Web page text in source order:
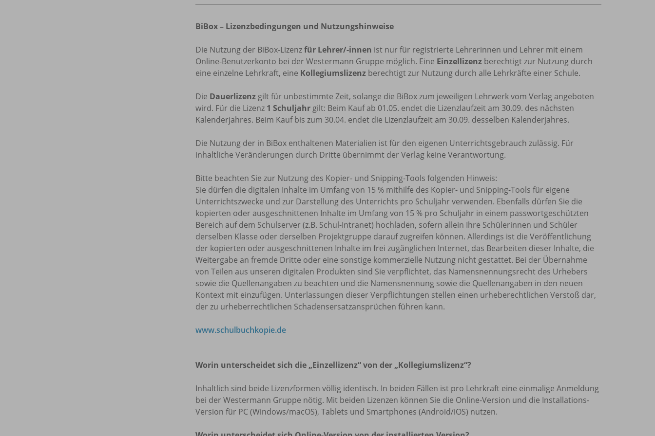
BiBox – Lizenzbedingungen und Nutzungshinweise
Die Nutzung der BiBox-Lizenzfür Lehrer/-innen ist nur für registrierte Lehrerinnen und Lehrer mit einem
Online-Benutzerkonto bei der Westermann Gruppe möglich. Eine Einzellizenz berechtigt zur Nutzung durch
eine einzelne Lehrkraft, eine Kollegiumslizenz berechtigt zur Nutzung durch alle Lehrkräfte einer Schule.
Die Dauerlizenz gilt für unbestimmte Zeit, solange die BiBox zum jeweiligen Lehrwerk vom Verlag angeboten
wird. Für die Lizenz 1 Schuljahr gilt: Beim Kauf ab 01.05. endet die Lizenzlaufzeit am 30.09. des nächsten
Kalenderjahres. Beim Kauf bis zum 30.04. endet die Lizenzlaufzeit am 30.09. desselben Kalenderjahres.
Die Nutzung der in BiBox enthaltenen Materialien ist für den eigenen Unterrichtsgebrauch zulässig. Für
inhaltliche Veränderungen durch Dritte übernimmt der Verlag keine Verantwortung.
Bitte beachten Sie zur Nutzung des Kopier- und Snipping-Tools folgenden Hinweis:
Sie dürfen die digitalen Inhalte im Umfang von 15 % mithilfe des Kopier- und Snipping-Tools für eigene
Unterrichtszwecke und zur Darstellung des Unterrichts pro Schuljahr verwenden. Ebenfalls dürfen Sie die
kopierten oder ausgeschnittenen Inhalte im Umfang von 15 % pro Schuljahr in einem passwortgeschützten
Bereich auf dem Schulserver (z.B. Schul-Intranet) hochladen, sofern allein Ihre Schülerinnen und Schüler
derselben Klasse oder derselben Projektgruppe darauf zugreifen können. Allerdings ist die Veröffentlichung
der kopierten oder ausgeschnittenen Inhalte im frei zugänglichen Internet, das Bearbeiten dieser Inhalte, die
Weitergabe an fremde Dritte oder eine sonstige kommerzielle Nutzung nicht gestattet. Bei der Übernahme
von Teilen aus unseren digitalen Produkten sind Sie verpflichtet, das Namensnennungsrecht des Urhebers
sowie die Quellenangaben zu beachten und die Namensnennung sowie die Quellenangaben in den neuen
Kontext mit einzufügen. Unterlassungen dieser Verpflichtungen stellen einen urheberechtlichen Verstoß dar,
der zu urheberrechtlichen Schadensersatzansprüchen führen kann.
www.schulbuchkopie.de
Worin unterscheidet sich die „Einzellizenz“ von der „Kollegiumslizenz“?
Inhaltlich sind beide Lizenzformen völlig identisch. In beiden Fällen ist pro Lehrkraft eine einmalige Anmeldung
bei der Westermann Gruppe nötig. Mit beiden Lizenzen können Sie die Online-Version und die Installations-
Version für PC (Windows/macOS), Tablets und Smartphones (Android/iOS) nutzen.